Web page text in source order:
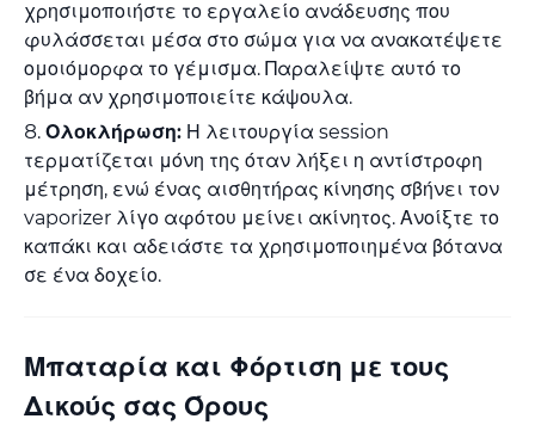
χρησιμοποιήστε το εργαλείο ανάδευσης που
φυλάσσεται μέσα στο σώμα για να ανακατέψετε
ομοιόμορφα το γέμισμα. Παραλείψτε αυτό το
βήμα αν χρησιμοποιείτε κάψουλα.
Ολοκλήρωση: Η λειτουργία session
τερματίζεται μόνη της όταν λήξει η αντίστροφη
μέτρηση, ενώ ένας αισθητήρας κίνησης σβήνει τον
vaporizer λίγο αφότου μείνει ακίνητος. Ανοίξτε το
καπάκι και αδειάστε τα χρησιμοποιημένα βότανα
σε ένα δοχείο.
Μπαταρία και Φόρτιση με τους
Δικούς σας Όρους